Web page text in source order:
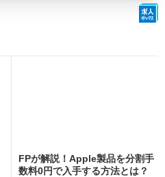
FPが解説！Apple製品を分割手
数料0円で入手する方法とは？